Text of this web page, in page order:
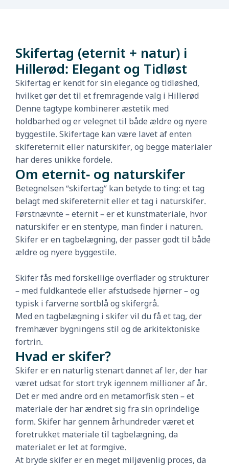
Skifertag (eternit + natur) i
Hillerød: Elegant og Tidløst
Skifertag er kendt for sin elegance og tidløshed,
hvilket gør det til et fremragende valg i Hillerød
Denne tagtype kombinerer æstetik med
holdbarhed og er velegnet til både ældre og nyere
byggestile. Skifertage kan være lavet af enten
skifereternit eller naturskifer, og begge materialer
har deres unikke fordele.
Om eternit- og naturskifer
Betegnelsen “skifertag” kan betyde to ting: et tag
belagt med skifereternit eller et tag i naturskifer.
Førstnævnte – eternit – er et kunstmateriale, hvor
naturskifer er en stentype, man finder i naturen.
Skifer er en tagbelægning, der passer godt til både
ældre og nyere byggestile.
Skifer fås med forskellige overflader og strukturer
– med fuldkantede eller afstudsede hjørner – og
typisk i farverne sortblå og skifergrå.
Med en tagbelægning i skifer vil du få et tag, der
fremhæver bygningens stil og de arkitektoniske
fortrin.
Hvad er skifer?
Skifer er en naturlig stenart dannet af ler, der har
været udsat for stort tryk igennem millioner af år.
Det er med andre ord en metamorfisk sten – et
materiale der har ændret sig fra sin oprindelige
form. Skifer har gennem århundreder været et
foretrukket materiale til tagbelægning, da
materialet er let at formgive.
At bryde skifer er en meget miljøvenlig proces, da